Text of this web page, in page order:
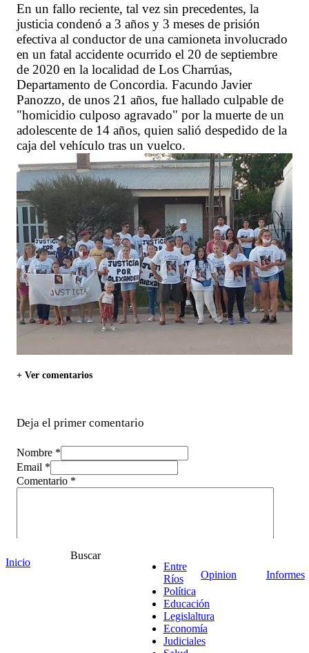
En un fallo reciente, tal vez sin precedentes, la
justicia condenó a 3 años y 3 meses de prisión
efectiva al conductor de una camioneta involucrado
en un fatal accidente ocurrido el 20 de septiembre
de 2020 en la localidad de Los Charrúas,
Departamento de Concordia. Facundo Javier
Panozzo, de unos 21 años, fue hallado culpable de
"homicidio culposo agravado" por la muerte de un
adolescente de 14 años, quien salió despedido de la
caja del vehículo tras un vuelco.
+ Ver comentarios
Deja el primer comentario
Nombre *
Email *
Comentario *
Inicio
Buscar
Entre
Ríos
Política
Educación
Legislaltura
Economía
Judiciales
Opinion Informes